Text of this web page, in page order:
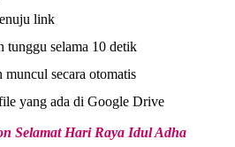
link
tunggu selama 10 detik
secara otomatis
yang ada di Google Drive
Selamat Hari Raya Idul Adha